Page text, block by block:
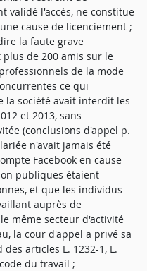
validé l'accès, ne constitue
cause de licenciement ;
la faute grave
de 200 amis sur le
de la mode
ce qui
la société avait interdit les
et 2013, sans
(conclusions d'appel p.
n'avait jamais été
Facebook en cause
publiques étaient
et que les individus
auprès de
même secteur d'activité
la cour d'appel a privé sa
articles L. 1232-1, L.
du travail ;